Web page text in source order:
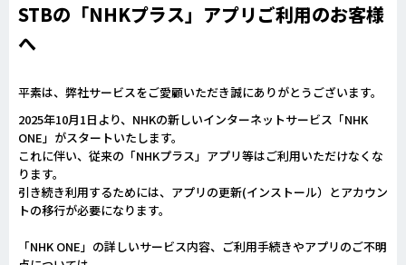
STBの「NHKプラス」アプリご利用のお客様
へ
平素は、弊社サービスをご愛顧いただき誠にありがとうございます。
2025年10月1日より、NHKの新しいインターネットサービス「NHK
ONE」がスタートいたします。
これに伴い、従来の「NHKプラス」アプリ等はご利用いただけなくな
ります。
引き続き利用するためには、アプリの更新(インストール）とアカウン
トの移行が必要になります。
「NHK ONE」の詳しいサービス内容、ご利用手続きやアプリのご不明